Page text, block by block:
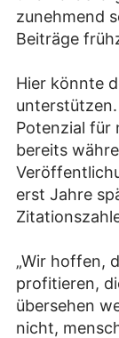
zunehmend
Beiträge
Hier könnte
Potenzial für
bereits
erst Jahre
„Wir hoffen,
profitieren,
übersehen
nicht,